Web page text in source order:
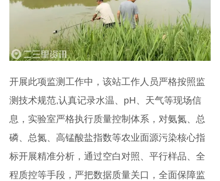
开展此项监测工作中，该站工作人员严格按照监
测技术规范,认真记录水温、pH、天气等现场信
息，实验室严格执行质量控制体系，对氨氮、总
磷、总氮、高锰酸盐指数等农业面源污染核心指
标开展精准分析，通过空白对照、平行样品、全
程质控等手段，严把数据质量关口，全面保障监